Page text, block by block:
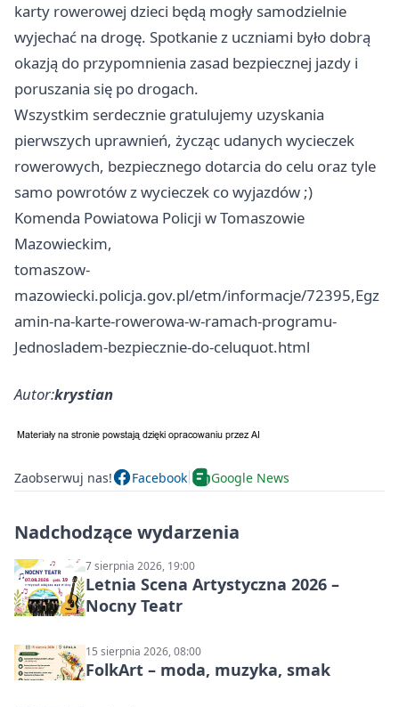
karty rowerowej dzieci będą mogły samodzielnie
wyjechać na drogę. Spotkanie z uczniami było dobrą
okazją do przypomnienia zasad bezpiecznej jazdy i
poruszania się po drogach.
Wszystkim serdecznie gratulujemy uzyskania
pierwszych uprawnień, życząc udanych wycieczek
rowerowych, bezpiecznego dotarcia do celu oraz tyle
samo powrotów z wycieczek co wyjazdów ;)
Komenda Powiatowa Policji w Tomaszowie
Mazowieckim,
tomaszow-
mazowiecki.policja.gov.pl/etm/informacje/72395,Egz
amin-na-karte-rowerowa-w-ramach-programu-
Jednosladem-bezpiecznie-do-celuquot.html
Autor:krystian
Zaobserwuj nas! Facebook Google News
Nadchodzące wydarzenia
7 sierpnia 2026, 19:00
Letnia Scena Artystyczna 2026 –
Nocny Teatr
15 sierpnia 2026, 08:00
FolkArt – moda, muzyka, smak